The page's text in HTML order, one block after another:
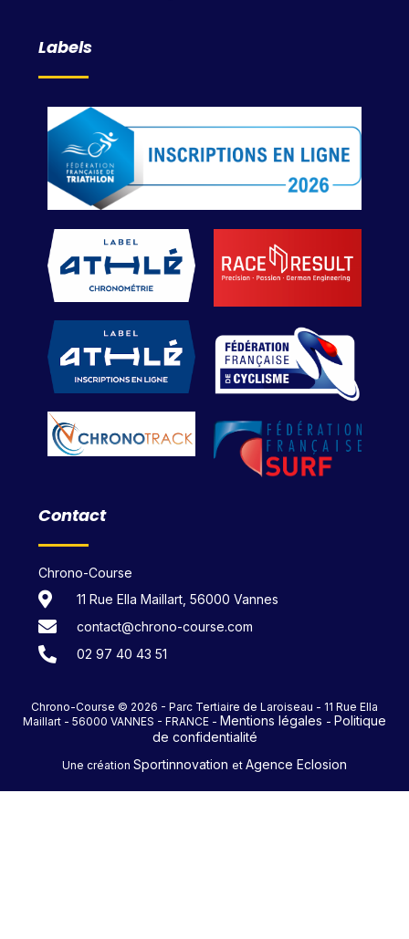
Labels
Contact
Chrono-Course
11 Rue Ella Maillart, 56000 Vannes
contact@chrono-course.com
02 97 40 43 51
Chrono-Course © 2026 - Parc Tertiaire de Laroiseau - 11 Rue Ella
Maillart - 56000 VANNES - FRANCE - Mentions légales - Politique
de confidentialité
Une création Sportinnovation et Agence Eclosion